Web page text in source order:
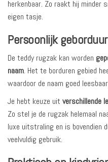
herkenbaar. Zo raakt hij minder
eigen tasje.
Persoonlijk
De teddy rugzak kan worden
naam. Het te borduren gebied
waardoor de naam goed
Je hebt keuze uit verschillende
Zo stel je de rugzak helemaal
luxe uitstraling en is bovendien
veelvuldig gebruik.